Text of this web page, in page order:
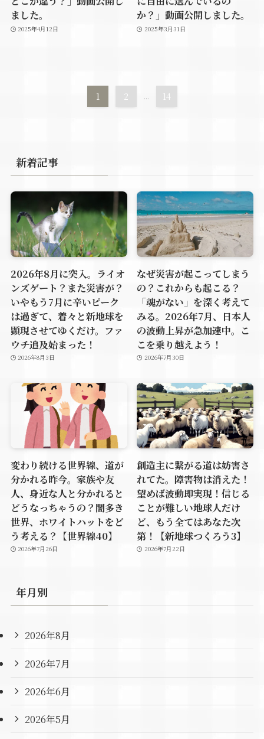
ました。
2025年4月12日
か？」動画公開しました。
2025年3月31日
1 2 ... 14
新着記事
2026年8月に突入。ライオ
ンズゲート？また災害が？
いやもう7月に辛いピーク
は過ぎて、着々と新地球を
顕現させてゆくだけ。ファ
ウチ追及始まった！
2026年8月3日
なぜ災害が起こってしまう
の？これからも起こる？
「魂がない」を深く考えて
みる。2026年7月、日本人
の波動上昇が急加速中。こ
こを乗り越えよう！
2026年7月30日
変わり続ける世界線、道が
分かれる昨今。家族や友
人、身近な人と分かれると
どうなっちゃうの？闇多き
世界、ホワイトハットをど
う考える？【世界線40】
2026年7月26日
創造主に繋がる道は妨害さ
れてた。障害物は消えた！
望めば波動即実現！信じる
ことが難しい地球人だけ
ど、もう全てはあなた次
第！【新地球つくろう3】
2026年7月22日
年月別
2026年8月
2026年7月
2026年6月
2026年5月